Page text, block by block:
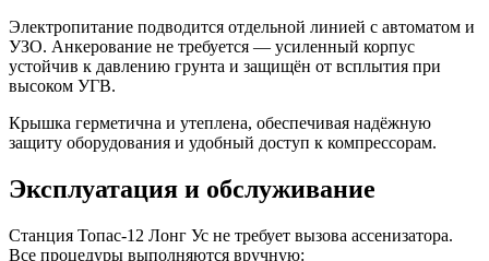
Электропитание подводится отдельной линией с автоматом и
УЗО. Анкерование не требуется — усиленный корпус
устойчив к давлению грунта и защищён от всплытия при
высоком УГВ.
Крышка герметична и утеплена, обеспечивая надёжную
защиту оборудования и удобный доступ к компрессорам.
Эксплуатация и обслуживание
Станция Топас-12 Лонг Ус не требует вызова ассенизатора.
Все процедуры выполняются вручную: